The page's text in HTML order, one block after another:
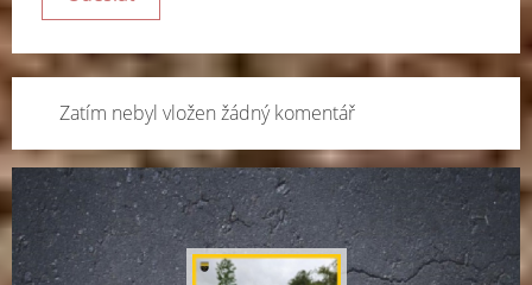
Zatím nebyl vložen žádný komentář